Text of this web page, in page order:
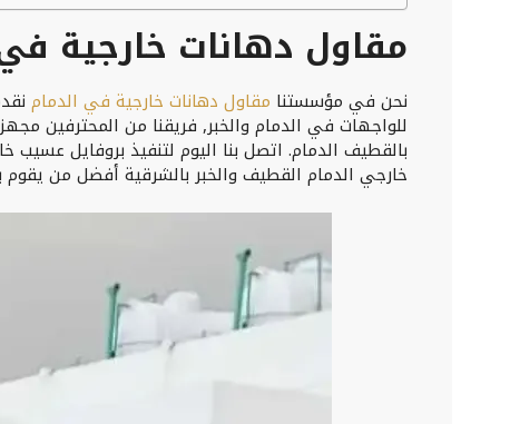
مقاول دهانات خارجية
نحن في مؤسستنا مقاول دهانات خارجية في الدمام
للواجهات في الدمام والخبر, فريقنا من المحترفين
بالقطيف الدمام. اتصل بنا اليوم لتنفيذ بروفايل
خارجي الدمام القطيف والخبر بالشرقية أفضل من يقوم